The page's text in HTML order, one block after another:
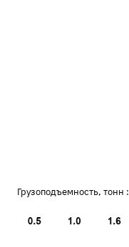
Грузоподъемность, тонн :